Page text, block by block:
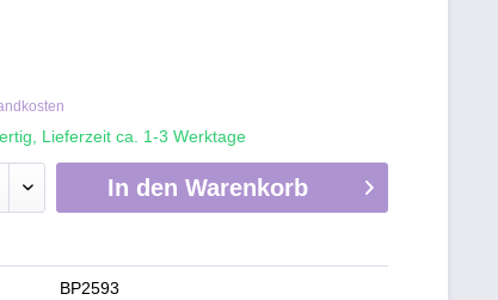
Lieferzeit ca. 1-3 Werktage
In den Warenkorb
BP2593